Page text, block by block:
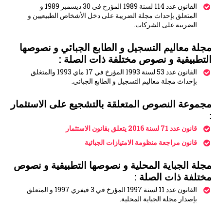
القانون عدد 114 لسنة 1989 المؤرخ في 30 ديسمبر 1989 و
المتعلق بإحداث مجلة الضريبة على دخل الأشخاص الطبيعيين و
الضريبة على الشركات.
مجلة معاليم التسجيل و الطابع الجبائي و نصوصها
التطبيقية و نصوص مختلفة ذات الصلة :
القانون عدد 53 لسنة 1993 المؤرخ في 17 ماي 1993 والمتغلق
بإحداث مجلة معاليم التسجيل و الطابع الجبائي.
مجموعة النصوص المتعلقة بالتشجيع على الاستثمار
:
قانون عدد 71 لسنة 2016 يتعلق بقانون الاستثمار
قانون مراجعة منظومة الامتيازات الجبائية
مجلة الجباية المحلية و نصوصها التطبيقية و نصوص
مختلفة ذات الصلة :
القانون عدد 11 لسنة 1997 المؤرخ في 3 فيفري 1997 و المتعلق
بإصدار مجلة الجباية المحلية.